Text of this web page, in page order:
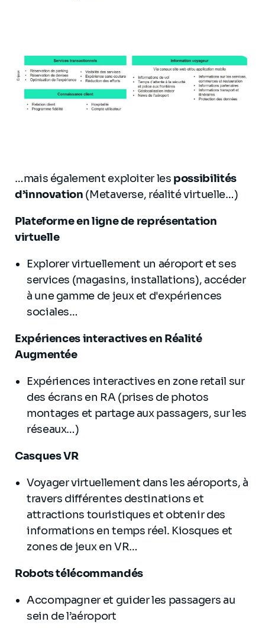
…mais également exploiter les possibilités
d’innovation (Metaverse, réalité virtuelle…)
Plateforme en ligne de représentation
virtuelle
Explorer virtuellement un aéroport et ses
services (magasins, installations), accéder
à une gamme de jeux et d'expériences
sociales…
Expériences interactives en Réalité
Augmentée
Expériences interactives en zone retail sur
des écrans en RA (prises de photos
montages et partage aux passagers, sur les
réseaux…)
Casques VR
Voyager virtuellement dans les aéroports, à
travers différentes destinations et
attractions touristiques et obtenir des
informations en temps réel. Kiosques et
zones de jeux en VR…
Robots télécommandés
Accompagner et guider les passagers au
sein de l’aéroport